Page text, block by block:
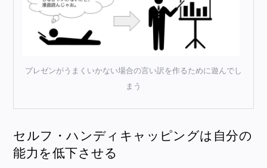
プレゼンがうまくいかない場合の言い訳を作るために遊んでし
まう
セルフ・ハンディキャッピングは自分の
能力を低下させる